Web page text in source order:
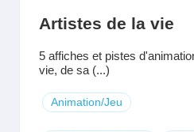
Artistes de la vie
5 affiches et pistes
vie, de sa (...)
Animation/Jeu